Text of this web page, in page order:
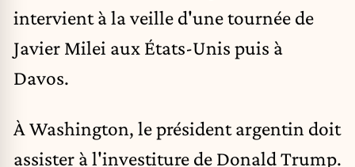
intervient à la veille d'une tournée de
Javier Milei aux États-Unis puis à
Davos.
À Washington, le président argentin doit
assister à l'investiture de Donald Trump.